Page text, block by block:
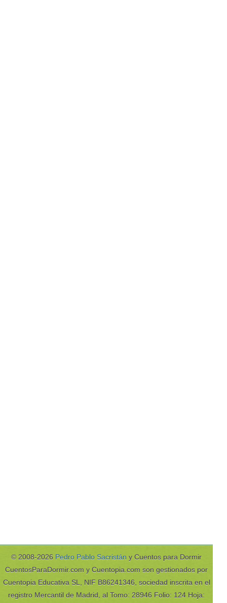
© 2008-2026 Pedro Pablo Sacristán y Cuentos para Dormir
CuentosParaDormir.com y Cuentopia.com son gestionados por
Cuentopia Educativa SL, NIF B86241346, sociedad inscrita en el
registro Mercantil de Madrid, al Tomo: 28946 Folio: 124 Hoja: